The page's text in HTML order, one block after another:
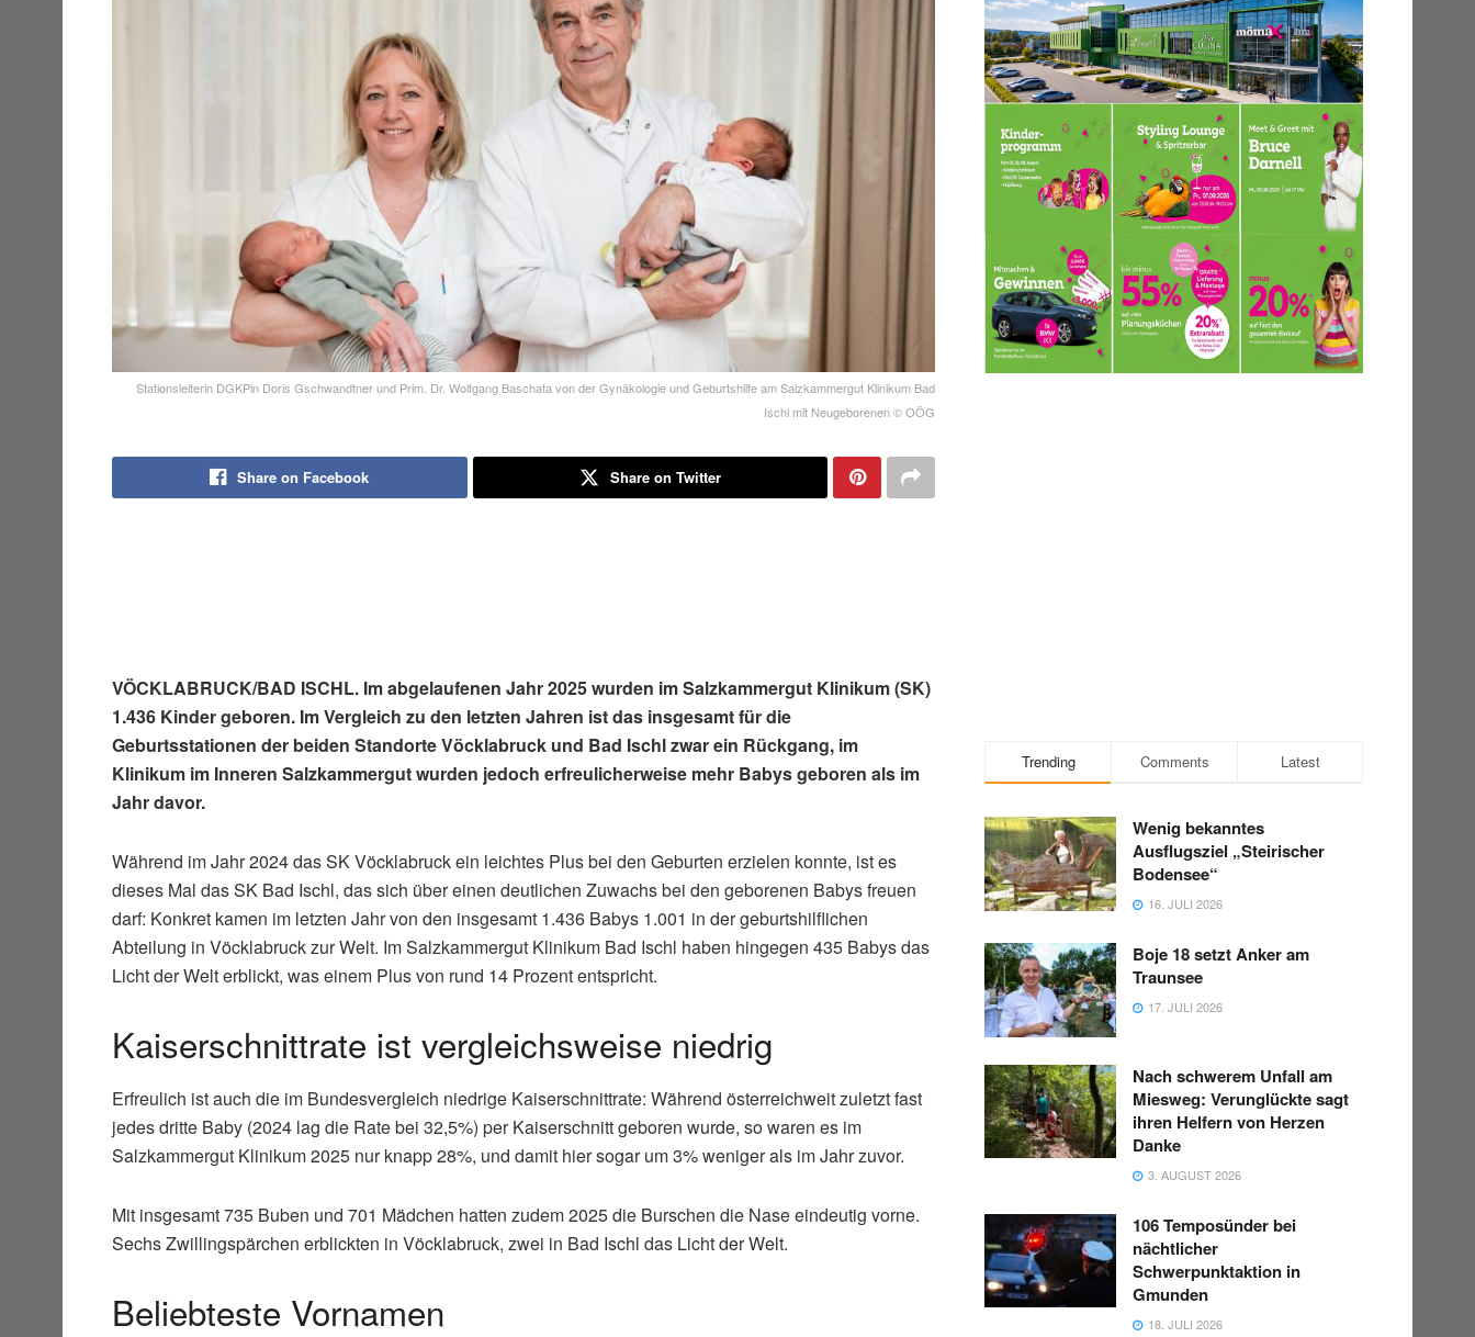
Stationsleiterin DGKPin Doris Gschwandtner und Prim. Dr. Wolfgang Baschata von der Gynäkologie und Geburtshilfe am Salzkammergut Klinikum Bad
Ischl mit Neugeborenen © OÖG
Share on Facebook Share on Twitter
VÖCKLABRUCK/BAD ISCHL. Im abgelaufenen Jahr 2025 wurden im Salzkammergut Klinikum (SK)
1.436 Kinder geboren. Im Vergleich zu den letzten Jahren ist das insgesamt für die
Geburtsstationen der beiden Standorte Vöcklabruck und Bad Ischl zwar ein Rückgang, im
Klinikum im Inneren Salzkammergut wurden jedoch erfreulicherweise mehr Babys geboren als im
Jahr davor.
Während im Jahr 2024 das SK Vöcklabruck ein leichtes Plus bei den Geburten erzielen konnte, ist es
dieses Mal das SK Bad Ischl, das sich über einen deutlichen Zuwachs bei den geborenen Babys freuen
darf: Konkret kamen im letzten Jahr von den insgesamt 1.436 Babys 1.001 in der geburtshilflichen
Abteilung in Vöcklabruck zur Welt. Im Salzkammergut Klinikum Bad Ischl haben hingegen 435 Babys das
Licht der Welt erblickt, was einem Plus von rund 14 Prozent entspricht.
Kaiserschnittrate ist vergleichsweise niedrig
Erfreulich ist auch die im Bundesvergleich niedrige Kaiserschnittrate: Während österreichweit zuletzt fast
jedes dritte Baby (2024 lag die Rate bei 32,5%) per Kaiserschnitt geboren wurde, so waren es im
Salzkammergut Klinikum 2025 nur knapp 28%, und damit hier sogar um 3% weniger als im Jahr zuvor.
Mit insgesamt 735 Buben und 701 Mädchen hatten zudem 2025 die Burschen die Nase eindeutig vorne.
Sechs Zwillingspärchen erblickten in Vöcklabruck, zwei in Bad Ischl das Licht der Welt.
Beliebteste Vornamen
Trending Comments Latest
Wenig bekanntes
Ausflugsziel „Steirischer
Bodensee“
16. JULI 2026
Boje 18 setzt Anker am
Traunsee
17. JULI 2026
Nach schwerem Unfall am
Miesweg: Verunglückte sagt
ihren Helfern von Herzen
Danke
3. AUGUST 2026
106 Temposünder bei
nächtlicher
Schwerpunktaktion in
Gmunden
18. JULI 2026